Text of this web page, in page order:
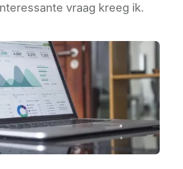
vraag kreeg ik.